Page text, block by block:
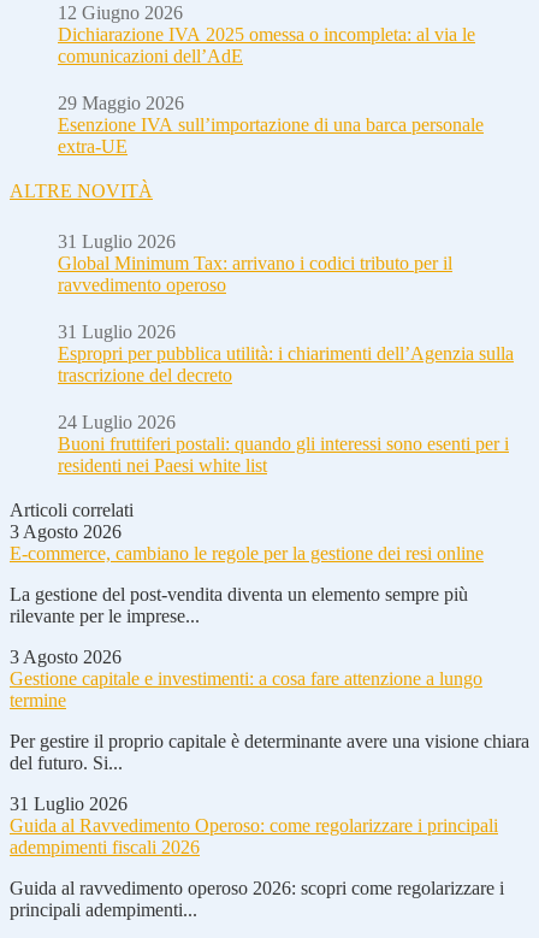
12 Giugno 2026
Dichiarazione IVA 2025 omessa o incompleta: al via le
comunicazioni dell’AdE
29 Maggio 2026
Esenzione IVA sull’importazione di una barca personale
extra-UE
ALTRE NOVITÀ
31 Luglio 2026
Global Minimum Tax: arrivano i codici tributo per il
ravvedimento operoso
31 Luglio 2026
Espropri per pubblica utilità: i chiarimenti dell’Agenzia sulla
trascrizione del decreto
24 Luglio 2026
Buoni fruttiferi postali: quando gli interessi sono esenti per i
residenti nei Paesi white list
Articoli correlati
3 Agosto 2026
E-commerce, cambiano le regole per la gestione dei resi online
La gestione del post-vendita diventa un elemento sempre più
rilevante per le imprese...
3 Agosto 2026
Gestione capitale e investimenti: a cosa fare attenzione a lungo
termine
Per gestire il proprio capitale è determinante avere una visione chiara
del futuro. Si...
31 Luglio 2026
Guida al Ravvedimento Operoso: come regolarizzare i principali
adempimenti fiscali 2026
Guida al ravvedimento operoso 2026: scopri come regolarizzare i
principali adempimenti...